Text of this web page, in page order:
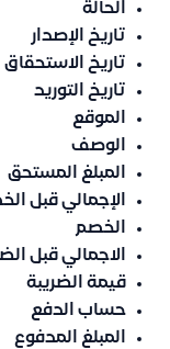
الحالة
تاريخ الإصدار
تاريخ الاستحقاق
تاريخ التوريد
الموقع
الوصف
المبلغ المستحق
الإجمالي قبل
الخصم
الاجمالي قبل
قيمة الضريبة
حساب الدفع
المبلغ المدفوع